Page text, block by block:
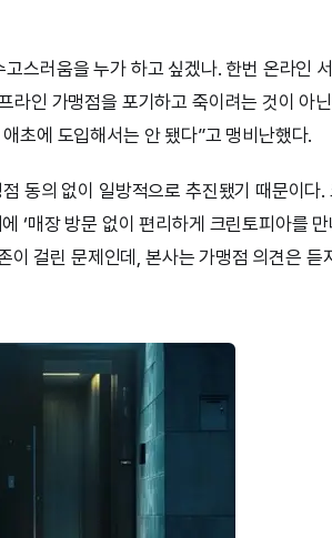
스러움을 누가 하고 싶겠나. 한번 온라인
라인 가맹점을 포기하고 죽이려는 것이 아
초에 도입해서는 안 됐다”고 맹비난했다.
동의 없이 일방적으로 추진됐기 때문이다.
‘매장 방문 없이 편리하게 크린토피아를 만
걸린 문제인데, 본사는 가맹점 의견은 듣